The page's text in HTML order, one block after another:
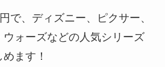
で、ディズニー、ピクサー、
ォーズなどの人気シリーズ
ます！